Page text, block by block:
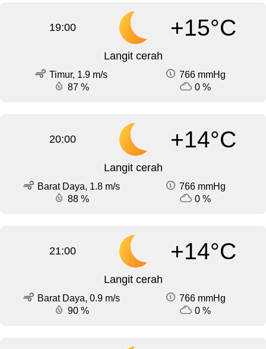
19:00 +15°C
Langit cerah
Timur, 1.9 m/s
766 mmHg
87 %
0 %
20:00 +14°C
Langit cerah
Barat Daya, 1.8 m/s
766 mmHg
88 %
0 %
21:00 +14°C
Langit cerah
Barat Daya, 0.9 m/s
766 mmHg
90 %
0 %